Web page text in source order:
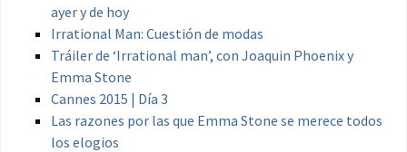
ayer y de hoy
Irrational Man: Cuestión de modas
Tráiler de ‘Irrational man’, con Joaquin Phoenix y
Emma Stone
Cannes 2015 | Día 3
Las razones por las que Emma Stone se merece todos
los elogios